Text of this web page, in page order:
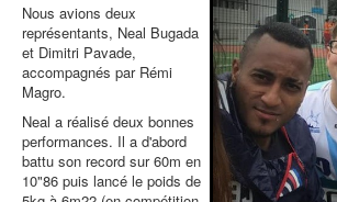
Nous avions deux
représentants, Neal Bugada
et Dimitri Pavade,
accompagnés par Rémi
Magro.
Neal a réalisé deux bonnes
performances. Il a d'abord
battu son record sur 60m en
10"86 puis lancé le poids de